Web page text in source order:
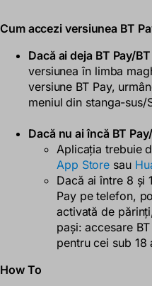
Cum accezi versiunea BT
Dacă ai deja BT Pay/
versiunea în limba
versiune BT Pay,
meniul din stanga-sus/
Dacă nu ai încă BT
Aplicația trebuie
App Store sau
Dacă ai între 8 și
Pay pe telefon,
activată de
pași: accesare
pentru cei sub 18
How To